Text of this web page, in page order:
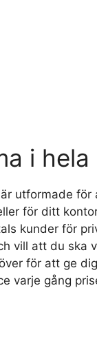
i
utformade för
för ditt
kunder för
vill att du ska
för att ge
varje gång